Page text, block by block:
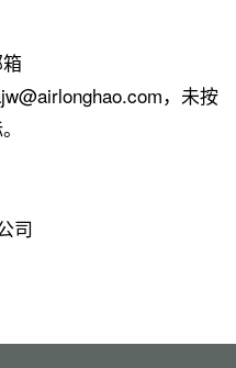
，未按
司